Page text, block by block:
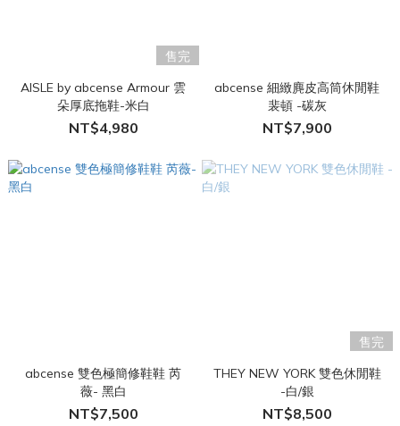
售完
AISLE by abcense Armour 雲
朵厚底拖鞋-米白
NT$4,980
abcense 細緻麂皮高筒休閒鞋
裴頓 -碳灰
NT$7,900
abcense 雙色極簡修鞋鞋 芮
薇- 黑白
NT$7,500
售完
THEY NEW YORK 雙色休閒鞋
-白/銀
NT$8,500